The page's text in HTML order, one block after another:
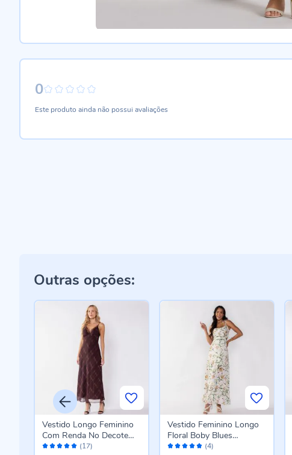
0
Este produto ainda não possui avaliações
Outras opções:
Avaliação: (17)
Vestido Longo Feminino
Com Renda No Decote
Boby Blues Xadrez
Avaliação: (4)
Vestido Feminino Longo
Floral Boby Blues
Estampado